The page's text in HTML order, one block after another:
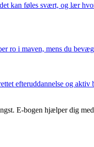
kan føles svært, og lær
ro i maven, mens du
efteruddannelse og
E-bogen hjælper dig